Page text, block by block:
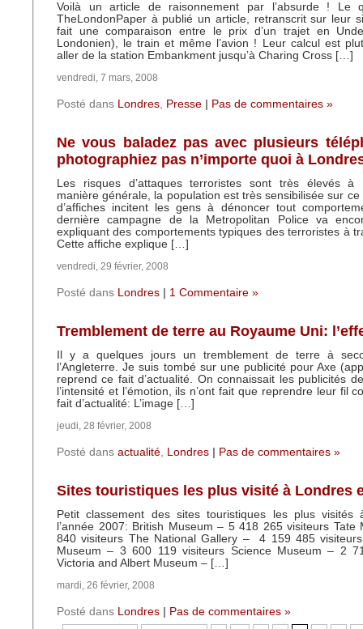
Voilà un article de raisonnement par l’absurde ! Le
TheLondonPaper à publié un article, retranscrit sur leur
fait une comparaison entre le prix d’un trajet en
Londonien), le train et même l’avion ! Leur calcul est
aller de la station Embankment jusqu’à Charing Cross […]
vendredi, 7 mars, 2008
Posté dans Londres, Presse Pas de commentaires »
Ne vous baladez pas avec plusieurs
photographiez pas n’importe quoi à
Les risques d’attaques terroristes sont très élevés à
manière générale, la population est très sensibilisée sur
d’affiches incitent les gens à dénoncer tout
dernière campagne de la Metropolitan Police va
expliquant des comportements typiques des terroristes à
Cette affiche explique […]
vendredi, 29 février, 2008
Posté dans Londres 1 Commentaire »
Tremblement de terre au Royaume Uni:
Il y a quelques jours un tremblement de terre à
l’Angleterre. Je suis tombé sur une publicité pour Axe
reprend ce fait d’actualité. On connaissait les publicités
l’intensité et l’émotion, ils n’ont fait que reprendre leur fil
fait d’actualité: L’image […]
jeudi, 28 février, 2008
Posté dans actualité, Londres Pas de commentaires »
Sites touristiques les plus visité à Londres
Petit classement des sites touristiques les plus visités
l’année 2007: British Museum – 5 418 265 visiteurs
840 visiteurs The National Gallery – 4 159 485
Museum – 3 600 119 visiteurs Science Museum – 2
Victoria and Albert Museum – […]
mardi, 26 février, 2008
Posté dans Londres
Pas de commentaires »